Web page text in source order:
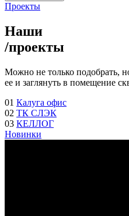
Проекты
Наши
/проекты
Можно не только подобрать,
ее и заглянуть в помещение
01 Калуга офис
02 ТК СЛЭК
03 КЕЛЛОГ
Новинки